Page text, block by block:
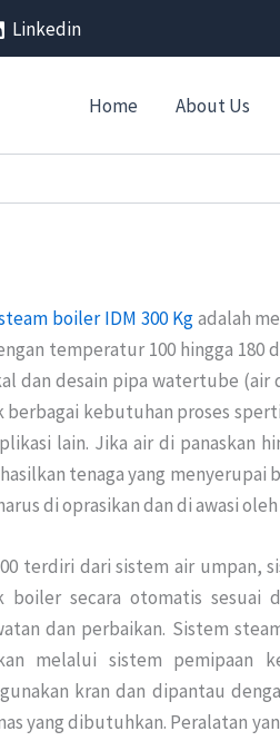
Linkedin
Home About Us
boiler IDM 300 Kgadalah
temperatur 100 hingga
dan desain pipa watertube (air
berbagai kebutuhan proses
lain. Jika air di panaskan
tenaga yang
di oprasikan dan di awasi
terdiri dari sistem air umpan,
boiler secara otomatis sesuai
dan perbaikan. Sistem
melalui sistem pemipaan
kran dan dipantau
yang dibutuhkan. Peralatan